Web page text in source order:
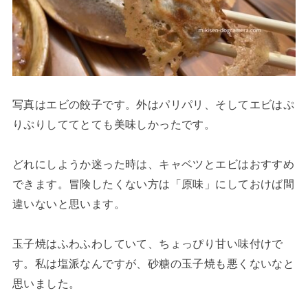
写真はエビの餃子です。外はパリパリ、そしてエビはぷ
りぷりしててとても美味しかったです。
どれにしようか迷った時は、キャベツとエビはおすすめ
できます。冒険したくない方は「原味」にしておけば間
違いないと思います。
玉子焼はふわふわしていて、ちょっぴり甘い味付けで
す。私は塩派なんですが、砂糖の玉子焼も悪くないなと
思いました。